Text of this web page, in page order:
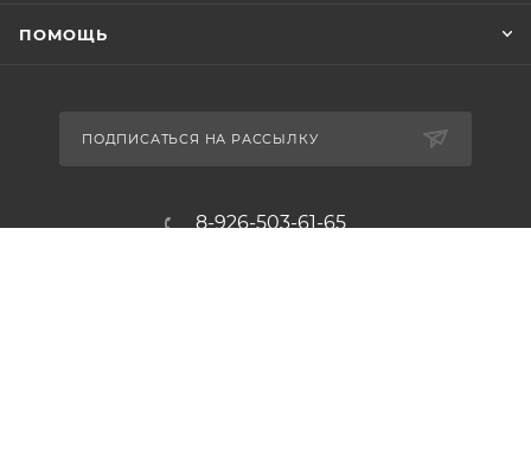
ПОМОЩЬ
ПОДПИСАТЬСЯ НА РАССЫЛКУ
8-926-503-61-65